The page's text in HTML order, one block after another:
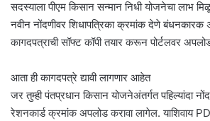
सदस्याला पीएम किसान सन्मान निधी योजनेचा लाभ
नवीन नोंदणीवर शिधापत्रिका क्रमांक देणे बंधनकारक
कागदपत्राची सॉफ्ट कॉपी तयार करून पोर्टलवर
आता ही कागदपत्रे द्यावी लागणार आहेत
जर तुम्ही पंतप्रधान किसान योजनेअंतर्गत पहिल्यांदा
रेशनकार्ड क्रमांक अपलोड करावा लागेल. याशिवाय